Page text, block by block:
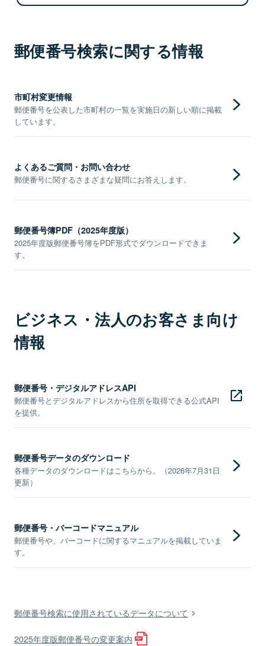
郵便番号検索に関する情報
市町村変更情報
郵便番号を公表した市町村の一覧を実施日の新しい順に掲載
しています。
よくあるご質問・お問い合わせ
郵便番号に関するさまざまな疑問にお答えします。
郵便番号簿PDF（2025年度版）
2025年度版郵便番号簿をPDF形式でダウンロードできま
す。
ビジネス・法人のお客さま向け
情報
郵便番号・デジタルアドレスAPI
郵便番号とデジタルアドレスから住所を取得できる公式API
を提供。
郵便番号データのダウンロード
各種データのダウンロードはこちらから。（2026年7月31日
更新）
郵便番号・バーコードマニュアル
郵便番号や、バーコードに関するマニュアルを掲載していま
す。
郵便番号検索に使用されているデータについて
2025年度版郵便番号の変更案内